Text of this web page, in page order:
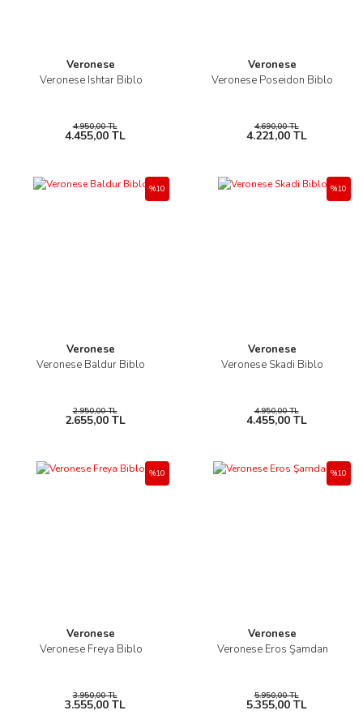
Veronese
Veronese Ishtar Biblo
4.950,00 TL
4.455,00 TL
Veronese
Veronese Poseidon Biblo
4.690,00 TL
4.221,00 TL
Veronese
Veronese Baldur Biblo
%10
2.950,00 TL
2.655,00 TL
Veronese
Veronese Skadi Biblo
%10
4.950,00 TL
4.455,00 TL
Veronese
Veronese Freya Biblo
%10
3.950,00 TL
3.555,00 TL
Veronese
Veronese Eros Şamdan
%10
5.950,00 TL
5.355,00 TL